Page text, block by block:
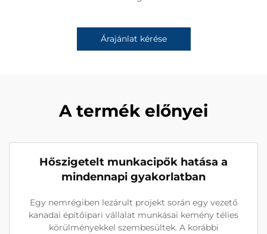
Árajánlat kérése
A termék előnyei
Hőszigetelt munkacipők hatása a
mindennapi gyakorlatban
Egy nemrégiben lezárult projekt során egy vezető
kanadai építőipari vállalat munkásai kemény télies
körülményekkel szembesültek. A korábbi